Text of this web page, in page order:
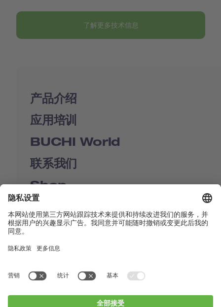
了解更多技术信息
产品介绍
应用培训
BUCHI World
联系我们
Shop
Contact us
BUCHI Worldwide